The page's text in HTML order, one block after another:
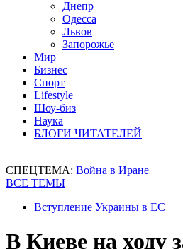
Днепр
Одесса
Львов
Запорожье
Мир
Бизнес
Спорт
Lifestyle
Шоу-биз
Наука
БЛОГИ ЧИТАТЕЛЕЙ
СПЕЦТЕМА: Война в Иране
ВСЕ ТЕМЫ
Вступление Украины в ЕС
В Киеве на ходу